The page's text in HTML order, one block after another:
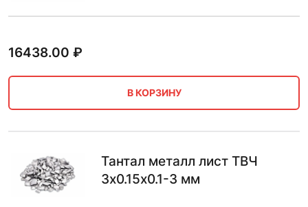
16438.00 ₽
В КОРЗИНУ
Тантал металл лист ТВЧ
3х0.15х0.1-3 мм